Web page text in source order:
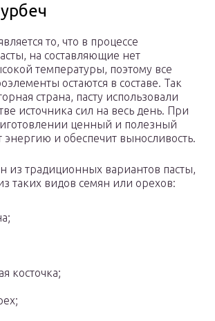
то, что в процессе
на составляющие нет
температуры, поэтому все
остаются в составе. Так
страна, пасту использовали
источника сил на весь день. При
ценный и полезный
энергию и обеспечит выносливость.
из традиционных вариантов пасты,
таких видов семян или орехов:
косточка;